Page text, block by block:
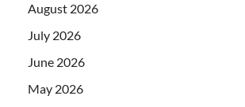
August 2026
July 2026
June 2026
May 2026